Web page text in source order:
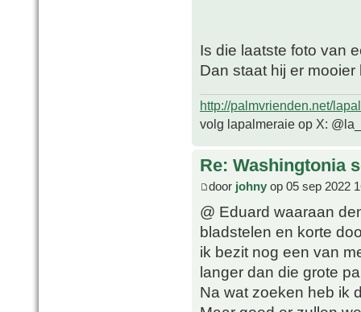
Is die laatste foto van
Dan staat hij er
http://palmvrienden.net/
volg lapalmeraie op X:
Re: Washingtonia
door johny op 05 sep 2022
@ Eduard waaraan
bladstelen en korte
ik bezit nog een van
langer dan die grote
Na wat zoeken heb ik